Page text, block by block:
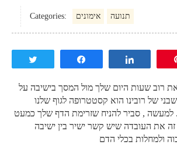
Categories: אימונים תנועה
רוב שעות היום שלך מול המסך בישיבה על
של רובינו הוא קסטטרופה לגוף שלנו
למעשה , סביר להניח שזרימת הדף שלך כמעט
זה את העובדה שיש קשר ישיר בין ישיבה